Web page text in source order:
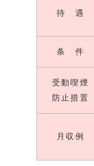
待 遇
条 件
受動喫煙
防止措置
月収例